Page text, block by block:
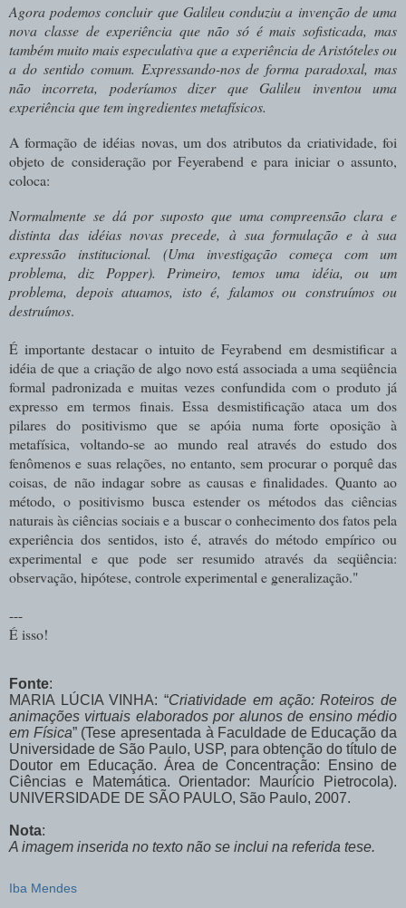
Agora podemos concluir que Galileu conduziu a invenção de uma
nova classe de experiência que não só é mais sofisticada, mas
também muito mais especulativa que a experiência de Aristóteles ou
a do sentido comum. Expressando-nos de forma paradoxal, mas
não incorreta, poderíamos dizer que Galileu inventou uma
experiência que tem ingredientes metafísicos.
A formação de idéias novas, um dos atributos da criatividade, foi
objeto de consideração por Feyerabend e para iniciar o assunto,
coloca:
Normalmente se dá por suposto que uma compreensão clara e
distinta das idéias novas precede, à sua formulação e à sua
expressão institucional. (Uma investigação começa com um
problema, diz Popper). Primeiro, temos uma idéia, ou um
problema, depois atuamos, isto é, falamos ou construímos ou
destruímos.
É importante destacar o intuito de Feyrabend em desmistificar a
idéia de que a criação de algo novo está associada a uma seqüência
formal padronizada e muitas vezes confundida com o produto já
expresso em termos finais. Essa desmistificação ataca um dos
pilares do positivismo que se apóia numa forte oposição à
metafísica, voltando-se ao mundo real através do estudo dos
fenômenos e suas relações, no entanto, sem procurar o porquê das
coisas, de não indagar sobre as causas e finalidades. Quanto ao
método, o positivismo busca estender os métodos das ciências
naturais às ciências sociais e a buscar o conhecimento dos fatos pela
experiência dos sentidos, isto é, através do método empírico ou
experimental e que pode ser resumido através da seqüência:
observação, hipótese, controle experimental e generalização."
---
É isso!
Fonte:
MARIA LÚCIA VINHA: “Criatividade em ação: Roteiros de
animações virtuais elaborados por alunos de ensino médio
em Física” (Tese apresentada à Faculdade de Educação da
Universidade de São Paulo, USP, para obtenção do título de
Doutor em Educação. Área de Concentração: Ensino de
Ciências e Matemática. Orientador: Maurício Pietrocola).
UNIVERSIDADE DE SÃO PAULO, São Paulo, 2007.
Nota:
A imagem inserida no texto não se inclui na referida tese.
Iba Mendes